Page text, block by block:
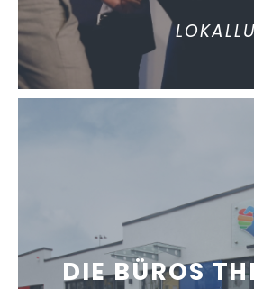
DIE BÜROS